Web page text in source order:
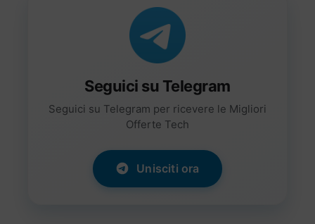
Seguici su Telegram
Seguici su Telegram per ricevere le Migliori
Offerte Tech
Unisciti ora